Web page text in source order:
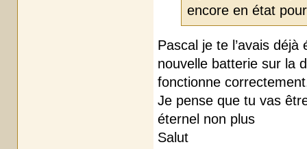
encore en état
Pascal je te l’avais
nouvelle batterie sur la
fonctionne
Je pense que tu vas
éternel non plus
Salut